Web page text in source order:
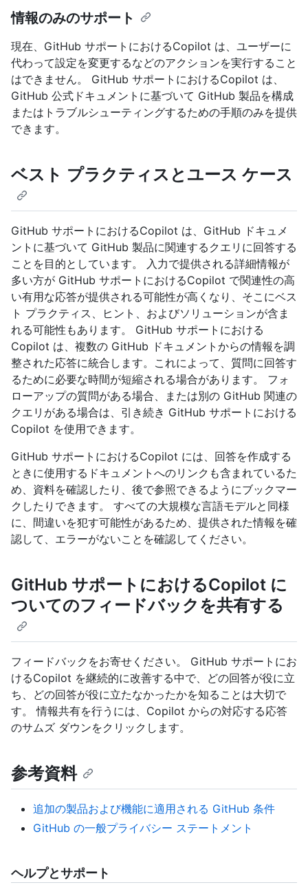
情報のみのサポート
現在、GitHub サポートにおけるCopilot は、ユーザーに
代わって設定を変更するなどのアクションを実行すること
はできません。 GitHub サポートにおけるCopilot は、
GitHub 公式ドキュメントに基づいて GitHub 製品を構成
またはトラブルシューティングするための手順のみを提供
できます。
ベスト プラクティスとユース ケース
GitHub サポートにおけるCopilot は、GitHub ドキュメ
ントに基づいて GitHub 製品に関連するクエリに回答する
ことを目的としています。 入力で提供される詳細情報が
多い方が GitHub サポートにおけるCopilot で関連性の高
い有用な応答が提供される可能性が高くなり、そこにベス
ト プラクティス、ヒント、およびソリューションが含ま
れる可能性もあります。 GitHub サポートにおける
Copilot は、複数の GitHub ドキュメントからの情報を調
整された応答に統合します。これによって、質問に回答す
るために必要な時間が短縮される場合があります。 フォ
ローアップの質問がある場合、または別の GitHub 関連の
クエリがある場合は、引き続き GitHub サポートにおける
Copilot を使用できます。
GitHub サポートにおけるCopilot には、回答を作成する
ときに使用するドキュメントへのリンクも含まれているた
め、資料を確認したり、後で参照できるようにブックマー
クしたりできます。 すべての大規模な言語モデルと同様
に、間違いを犯す可能性があるため、提供された情報を確
認して、エラーがないことを確認してください。
GitHub サポートにおけるCopilot に
ついてのフィードバックを共有する
フィードバックをお寄せください。 GitHub サポートにお
けるCopilot を継続的に改善する中で、どの回答が役に立
ち、どの回答が役に立たなかったかを知ることは大切で
す。 情報共有を行うには、Copilot からの対応する応答
のサムズ ダウンをクリックします。
参考資料
追加の製品および機能に適用される GitHub 条件
GitHub の一般プライバシー ステートメント
ヘルプとサポート